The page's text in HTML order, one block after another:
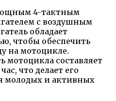
4-тактным
с воздушным
обладает
чтобы обеспечить
на мотоцикле.
мотоцикла составляет
что делает его
молодых и активных